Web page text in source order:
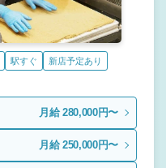
駅すぐ 新店予定あり
月給 280,000円〜
月給 250,000円〜